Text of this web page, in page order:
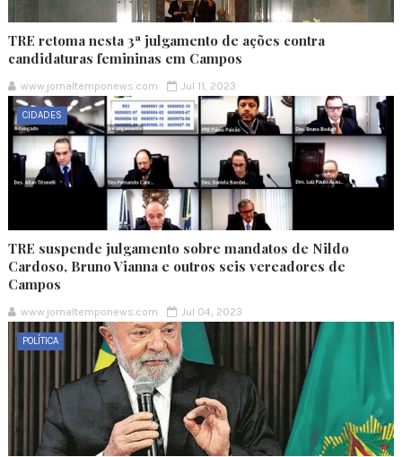
TRE retoma nesta 3ª julgamento de ações contra
candidaturas femininas em Campos
www.jornaltemponews.com Jul 11, 2023
CIDADES
TRE suspende julgamento sobre mandatos de Nildo
Cardoso, Bruno Vianna e outros seis vereadores de
Campos
www.jornaltemponews.com Jul 04, 2023
POLÍTICA